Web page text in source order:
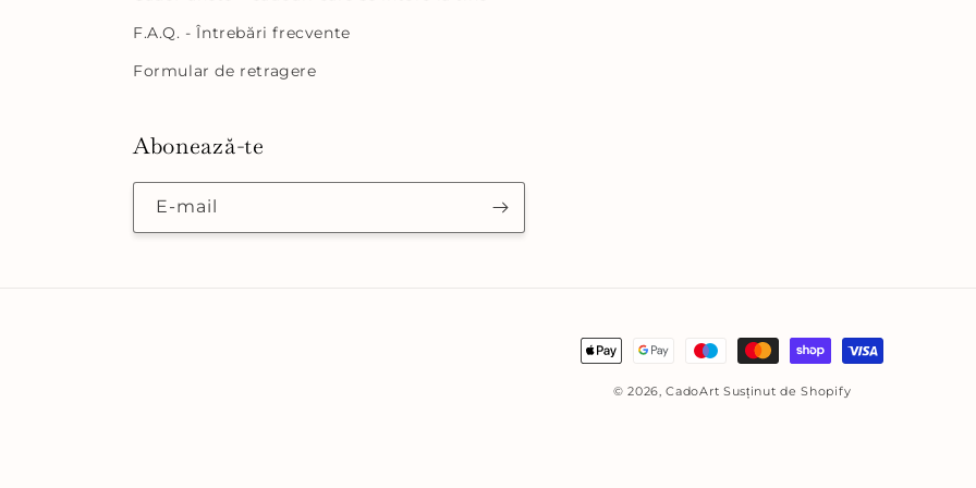
F.A.Q. - Întrebări frecvente
Formular de retragere
Abonează-te
E-mail
Metode
© 2026,CadoArt Susținut de Shopify